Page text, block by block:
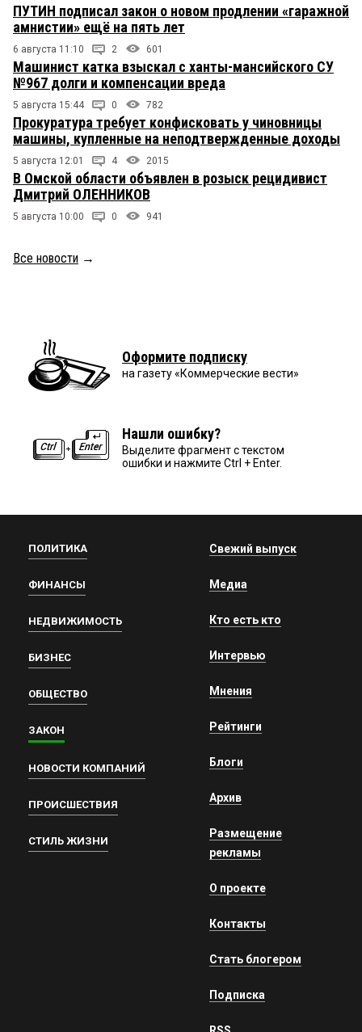
ПУТИН подписал закон о новом продлении «гаражной
амнистии» ещё на пять лет
6 августа 11:10 2 601
Машинист катка взыскал с ханты-мансийского СУ
№967 долги и компенсации вреда
5 августа 15:44 0 782
Прокуратура требует конфисковать у чиновницы
машины, купленные на неподтвержденные доходы
5 августа 12:01 4 2015
В Омской области объявлен в розыск рецидивист
Дмитрий ОЛЕННИКОВ
5 августа 10:00 0 941
Все новости →
Оформите подписку
на газету «Коммерческие вести»
Нашли ошибку?
Выделите фрагмент с текстом
ошибки и нажмите Ctrl + Enter.
ПОЛИТИКА
ФИНАНСЫ
НЕДВИЖИМОСТЬ
БИЗНЕС
ОБЩЕСТВО
ЗАКОН
НОВОСТИ КОМПАНИЙ
ПРОИСШЕСТВИЯ
СТИЛЬ ЖИЗНИ
Свежий выпуск
Медиа
Кто есть кто
Интервью
Мнения
Рейтинги
Блоги
Архив
Размещение
рекламы
О проекте
Контакты
Стать блогером
Подписка